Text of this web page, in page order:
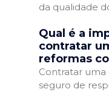
da qualidade
Qual é a
contratar
reformas
Contratar
seguro de